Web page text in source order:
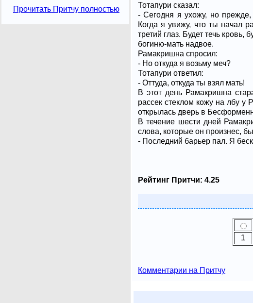
Прочитать Притчу полностью
Тотапури сказал:
- Сегодня я ухожу, но
Когда я увижу, что ты начал
третий глаз. Будет течь
богиню-мать надвое.
Рамакришна спросил:
- Но откуда я возьму меч?
Тотапури ответил:
- Оттуда, откуда ты взял мать!
В этот день Рамакришна
рассек стеклом кожу на лбу
открылась дверь в
В течение шести дней
слова, которые он произнес,
- Последний барьер пал. Я
Рейтинг Притчи: 4.25
1
Комментарии на Притчу